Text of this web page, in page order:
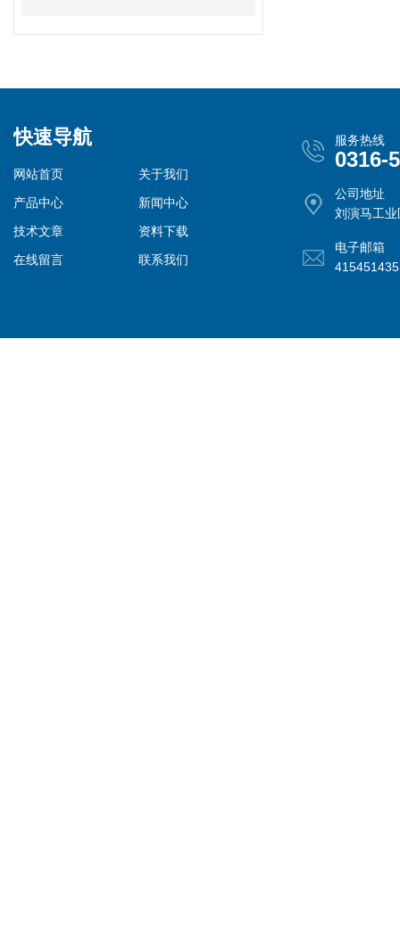
快速导航
网站首页
关于我们
产品中心
新闻中心
技术文章
资料下载
在线留言
联系我们
服务热线
0316-
公司地址
刘演马工业
电子邮箱